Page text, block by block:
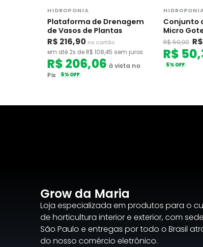
HIDROPONIA
Plataforma de Drenagem
de Vasos de Plantas
R$ 216,90 no cartão
em até 2x de R$ 108,45 sem juros
R$ 206,06 à vista no
Pix
5% OFF
Conjunto
Micro
de 4 Vias
R$ 59,90
R$
5% OFF
Grow da Maria
Loja especializada em produtos para o
de horticultura interior e exterior, com
São Paulo e entregas por todo o Brasil
do nosso comércio eletrônico.